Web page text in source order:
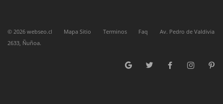
© 2026 webseo.cl Mapa Sitio Terminos Faq
Av. Pedro de Valdivia
2633, Ñuñoa.